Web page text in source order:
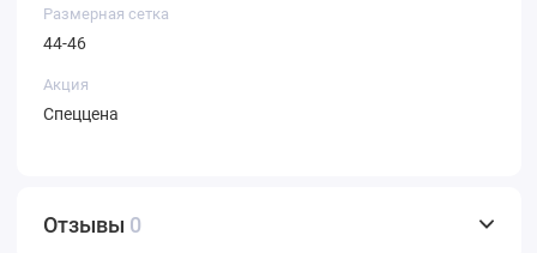
Размерная сетка
44-46
Акция
Спеццена
Отзывы 0